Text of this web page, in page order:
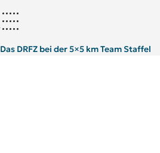
Das DRFZ bei der 5×5 km Team Staffel